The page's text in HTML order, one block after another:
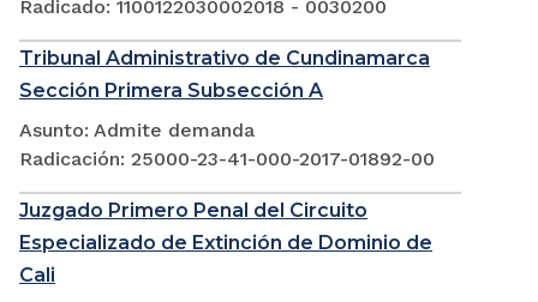
Radicado: 1100122030002018 - 0030200
Tribunal Administrativo de Cundinamarca
Sección Primera Subsección A
Asunto: Admite demanda
Radicación: 25000-23-41-000-2017-01892-00
Juzgado Primero Penal del Circuito
Especializado de Extinción de Dominio de
Cali